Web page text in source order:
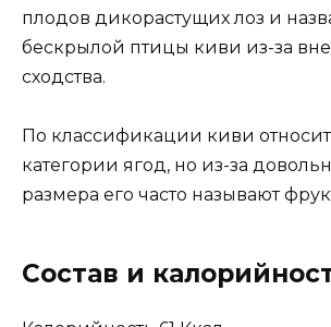
плодов дикорастущих лоз и
бескрылой птицы киви из-за
сходства.
По классификации киви
категории ягод, но из-за
размера его часто называют
Состав и